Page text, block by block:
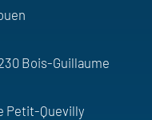
Bois-Guillaume
Petit-Quevilly